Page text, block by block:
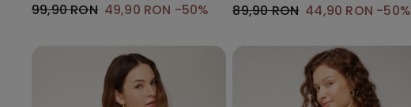
99,90 RON 49,90 RON -50% 89,90 RON 44,90 RON -50%